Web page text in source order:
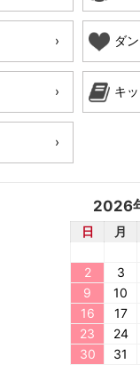
ダ
キ
2026
日 月
2
3
9
10
16
17
23
24
30
31